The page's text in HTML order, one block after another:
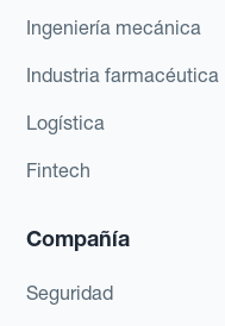
Ingeniería mecánica
Industria farmacéutica
Logística
Fintech
Compañía
Seguridad